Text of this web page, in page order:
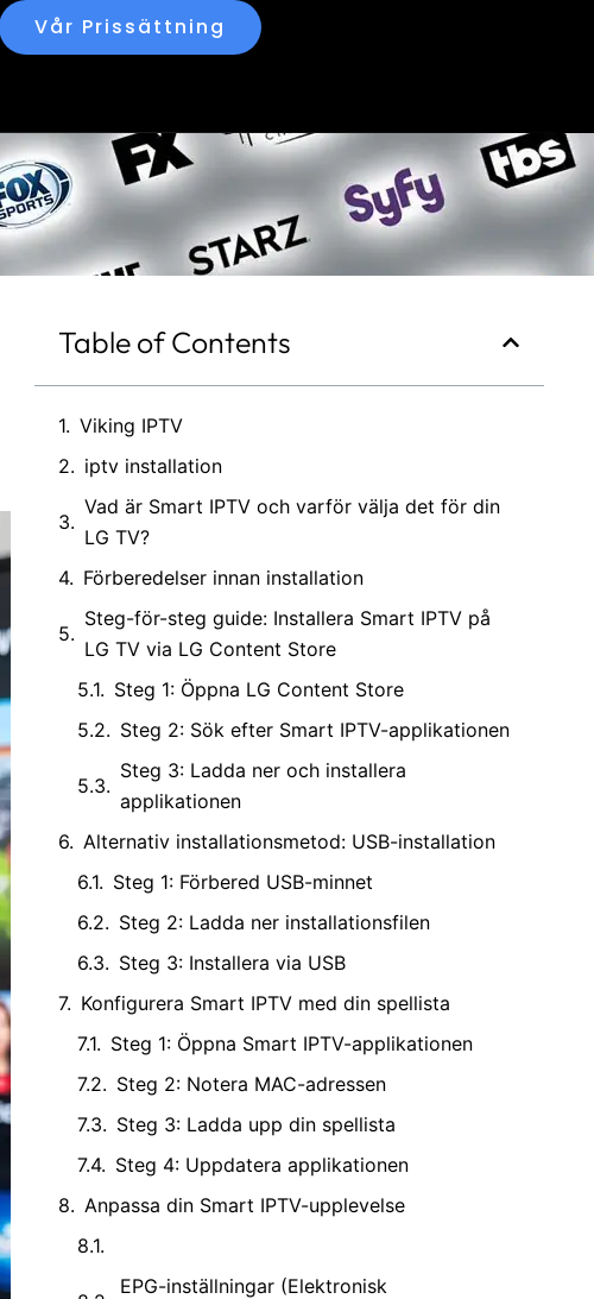
Vår Prissättning
Table of Contents
Viking IPTV
iptv installation
Vad är Smart IPTV och varför välja det för din
LG TV?
Förberedelser innan installation
Steg-för-steg guide: Installera Smart IPTV på
LG TV via LG Content Store
Steg 1: Öppna LG Content Store
Steg 2: Sök efter Smart IPTV-applikationen
Steg 3: Ladda ner och installera
applikationen
Alternativ installationsmetod: USB-installation
Steg 1: Förbered USB-minnet
Steg 2: Ladda ner installationsfilen
Steg 3: Installera via USB
Konfigurera Smart IPTV med din spellista
Steg 1: Öppna Smart IPTV-applikationen
Steg 2: Notera MAC-adressen
Steg 3: Ladda upp din spellista
Steg 4: Uppdatera applikationen
Anpassa din Smart IPTV-upplevelse
EPG-inställningar (Elektronisk